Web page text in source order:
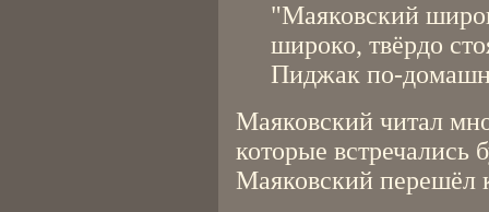
"Маяковский
широко, твёрдо
Пиджак по-
Маяковский читал
которые
Маяковский перешёл